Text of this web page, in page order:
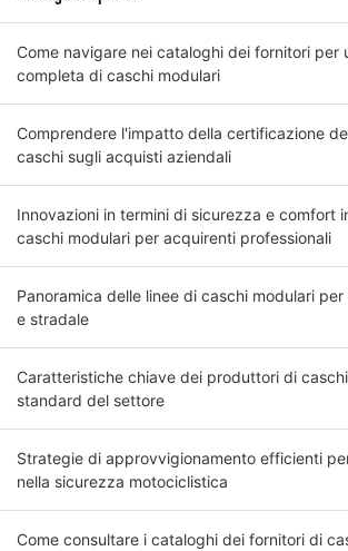
Come navigare nei cataloghi dei fornitori per
completa di caschi modulari
Comprendere l'impatto della certificazione
caschi sugli acquisti aziendali
Innovazioni in termini di sicurezza e comfort
caschi modulari per acquirenti professionali
Panoramica delle linee di caschi modulari
e stradale
Caratteristiche chiave dei produttori di
standard del settore
Strategie di approvvigionamento efficienti
nella sicurezza motociclistica
Come consultare i cataloghi dei fornitori di